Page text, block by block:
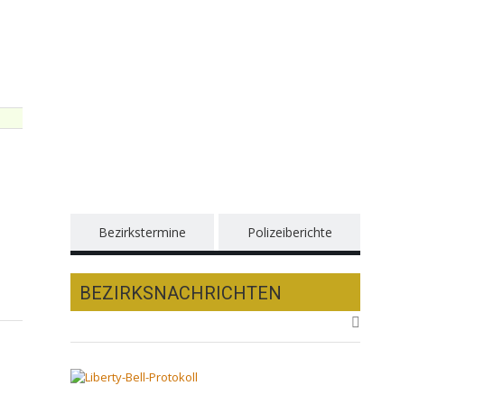
Bezirkstermine Polizeiberichte
BEZIRKSNACHRICHTEN